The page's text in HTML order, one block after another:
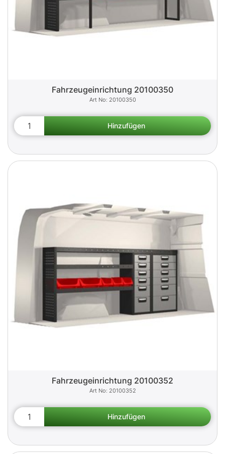
Fahrzeugeinrichtung 20100350
20100350
Fahrzeugeinrichtung 20100352
20100352